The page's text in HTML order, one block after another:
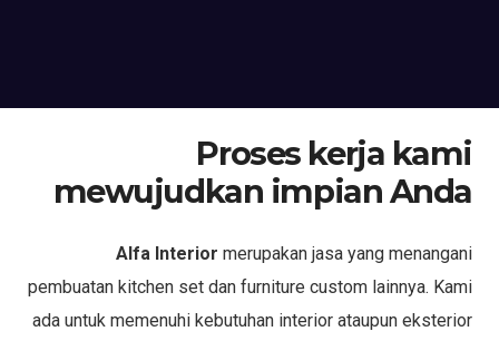
Proses kerja kami
mewujudkan impian Anda
Alfa Interior merupakan jasa yang menangani
pembuatan kitchen set dan furniture custom lainnya. Kami
ada untuk memenuhi kebutuhan interior ataupun eksterior